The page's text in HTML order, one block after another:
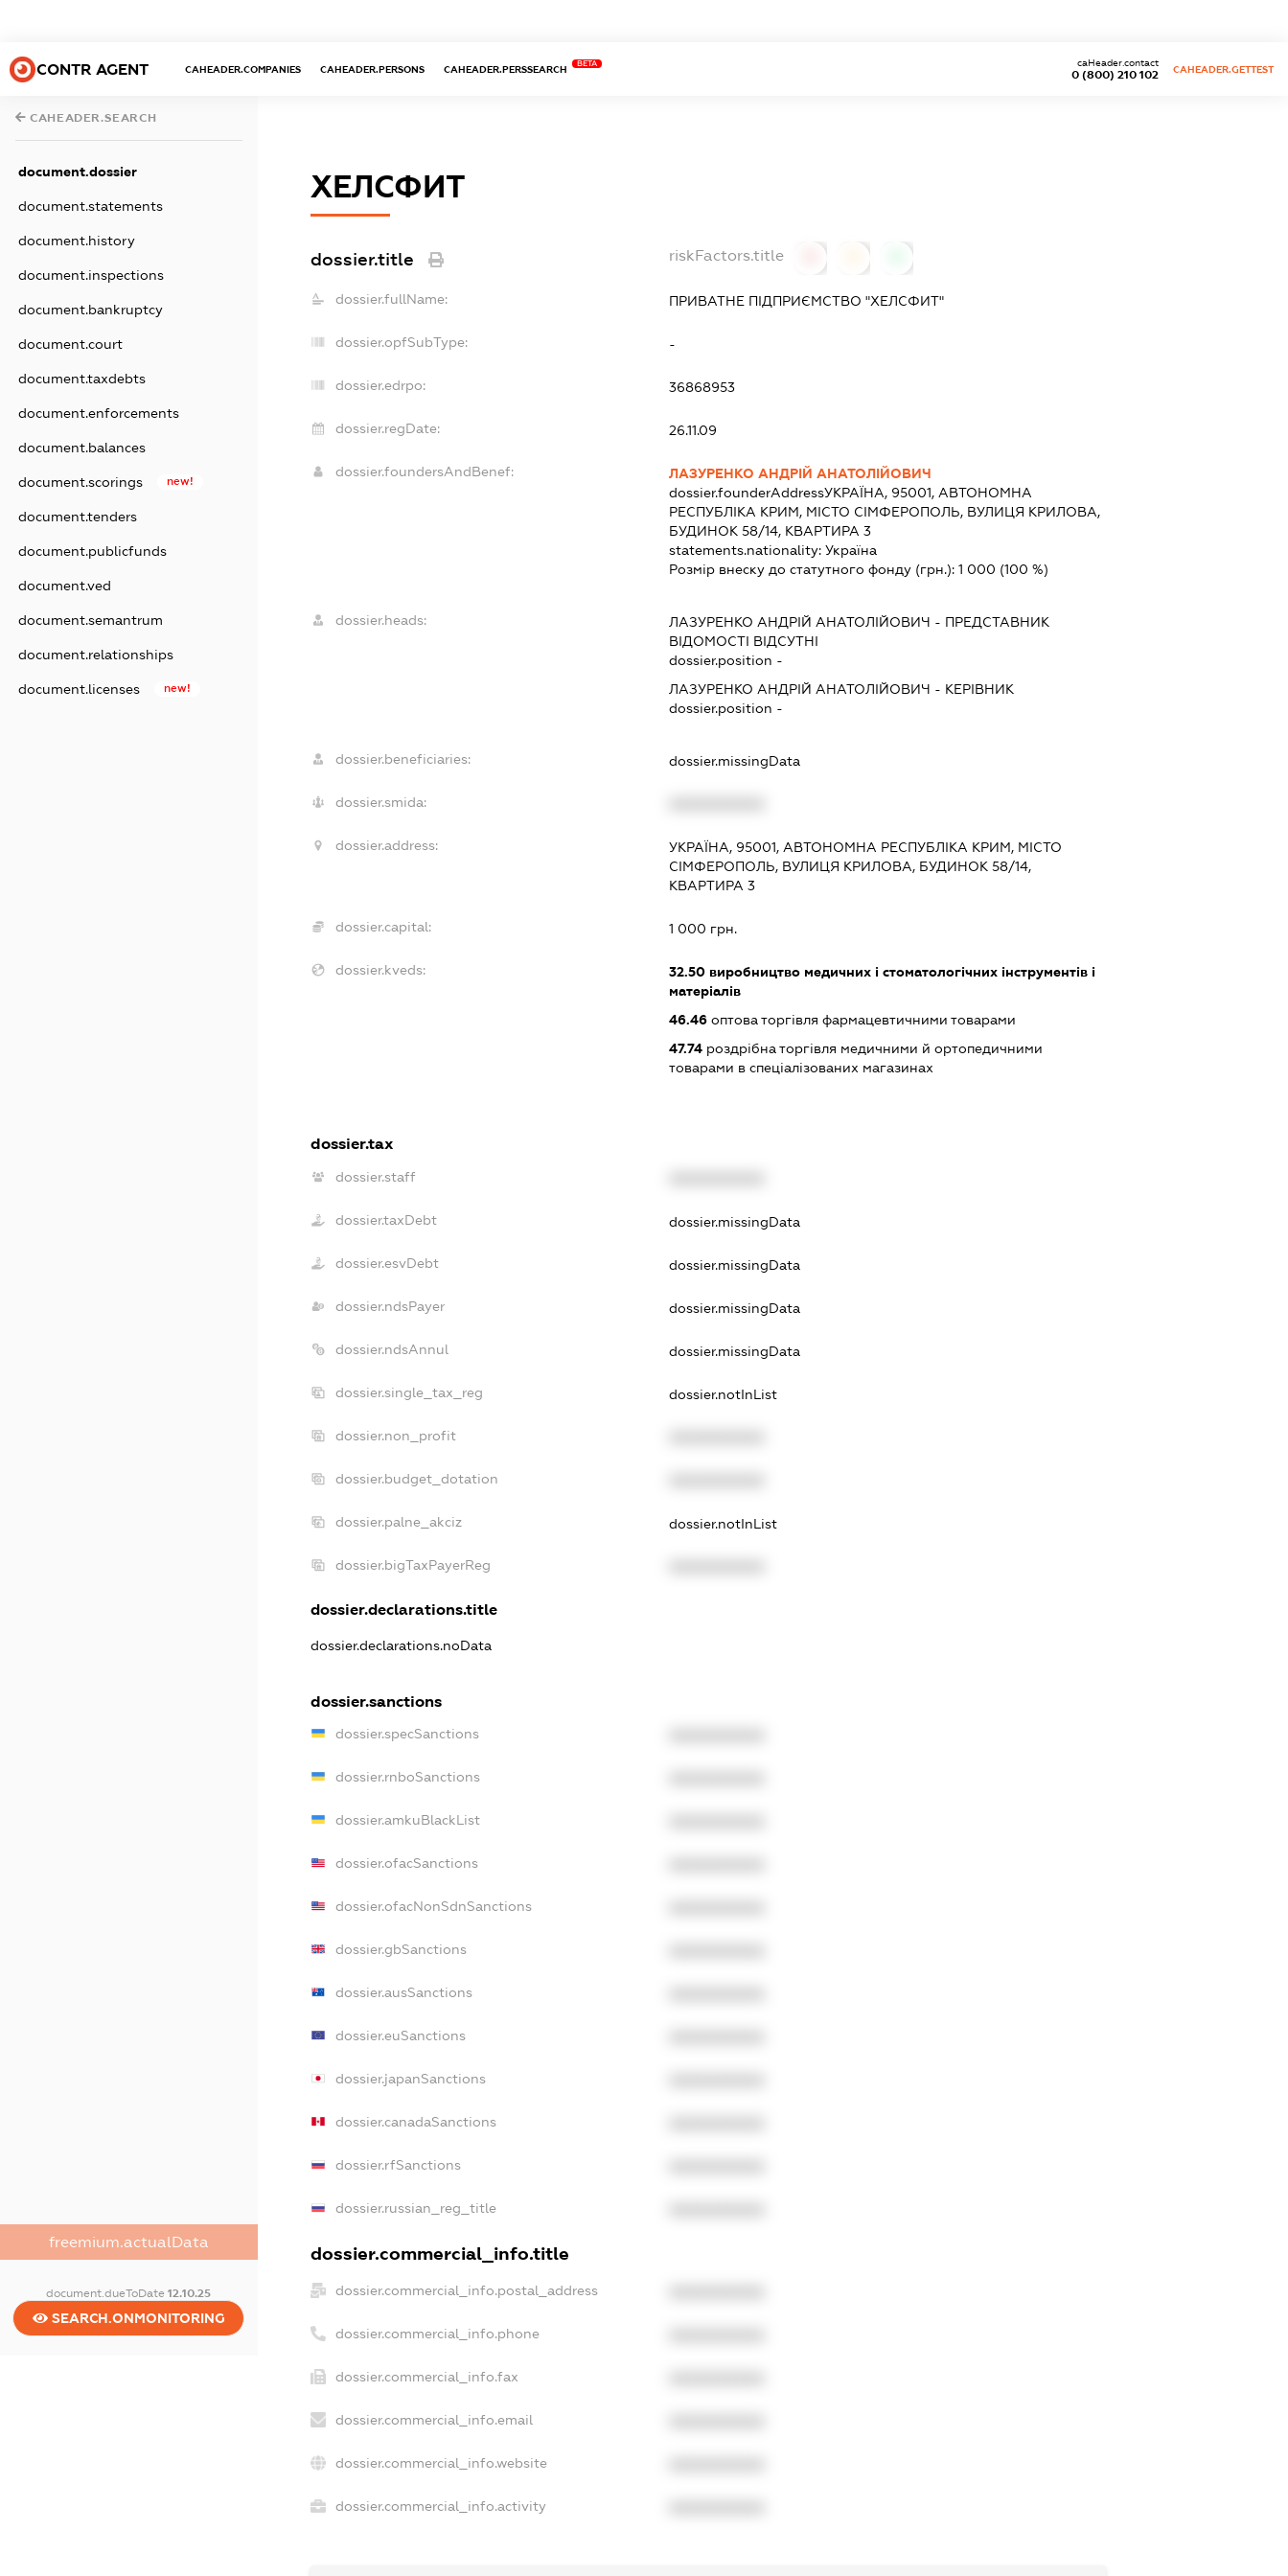
CONTR AGENT CAHEADER.COMPANIES CAHEADER.PERSONS CAHEADER.PERSSEARCH
BETA
0 (800) 210 102
caHeader.contact
CAHEADER.GETTEST
CAHEADER.SEARCH
document.dossier
document.statements
document.history
document.inspections
document.bankruptcy
document.court
document.taxdebts
document.enforcements
document.balances
document.scorings new!
document.tenders
document.publicfunds
document.ved
document.semantrum
document.relationships
document.licenses new!
freemium.actualData
document.dueToDate12.10.25
SEARCH.ONMONITORING
ХЕЛСФИТ
dossier.title riskFactors.title
dossier.fullName: ПРИВАТНЕ ПІДПРИЄМСТВО "ХЕЛСФИТ"
dossier.opfSubType: -
dossier.edrpo: 36868953
dossier.regDate: 26.11.09
dossier.foundersAndBenef:
ЛАЗУРЕНКО АНДРІЙ АНАТОЛІЙОВИЧ
dossier.founderAddressУКРАЇНА, 95001, АВТОНОМНА
РЕСПУБЛІКА КРИМ, МІСТО СІМФЕРОПОЛЬ, ВУЛИЦЯ КРИЛОВА,
БУДИНОК 58/14, КВАРТИРА 3
statements.nationality: Україна
Розмір внеску до статутного фонду (грн.): 1 000 (100 %)
dossier.heads: ЛАЗУРЕНКО АНДРІЙ АНАТОЛІЙОВИЧ - ПРЕДСТАВНИК
ВІДОМОСТІ ВІДСУТНІ
dossier.position -
ЛАЗУРЕНКО АНДРІЙ АНАТОЛІЙОВИЧ - КЕРІВНИК
dossier.position -
dossier.beneficiaries: dossier.missingData
dossier.smida:
dossier.address:
УКРАЇНА, 95001, АВТОНОМНА РЕСПУБЛІКА КРИМ, МІСТО
СІМФЕРОПОЛЬ, ВУЛИЦЯ КРИЛОВА, БУДИНОК 58/14,
КВАРТИРА 3
dossier.capital: 1 000 грн.
dossier.kveds: 32.50виробництво медичних і стоматологічних інструментів і
матеріалів
46.46оптова торгівля фармацевтичними товарами
47.74роздрібна торгівля медичними й ортопедичними
товарами в спеціалізованих магазинах
dossier.tax
dossier.staff
dossier.taxDebt dossier.missingData
dossier.esvDebt dossier.missingData
dossier.ndsPayer dossier.missingData
dossier.ndsAnnul dossier.missingData
dossier.single_tax_reg dossier.notInList
dossier.non_profit
dossier.budget_dotation
dossier.palne_akciz dossier.notInList
dossier.bigTaxPayerReg
dossier.declarations.title
dossier.declarations.noData
dossier.sanctions
dossier.specSanctions
dossier.rnboSanctions
dossier.amkuBlackList
dossier.ofacSanctions
dossier.ofacNonSdnSanctions
dossier.gbSanctions
dossier.ausSanctions
dossier.euSanctions
dossier.japanSanctions
dossier.canadaSanctions
dossier.rfSanctions
dossier.russian_reg_title
dossier.commercial_info.title
dossier.commercial_info.postal_address
dossier.commercial_info.phone
dossier.commercial_info.fax
dossier.commercial_info.email
dossier.commercial_info.website
dossier.commercial_info.activity